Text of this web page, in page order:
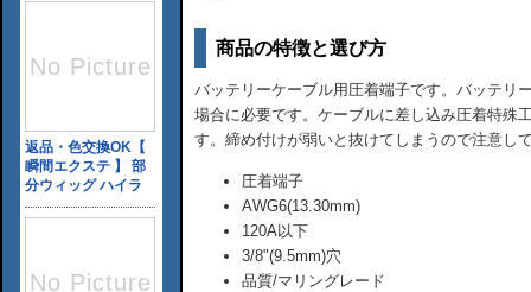
商品の特徴と選び方
バッテリーケーブル用圧着端子です。バッテリ
場合に必要です。ケーブルに差し込み圧着特殊
す。締め付けが弱いと抜けてしまうので注意し
圧着端子
AWG6(13.30mm)
120A以下
3/8"(9.5mm)穴
品質/マリングレード